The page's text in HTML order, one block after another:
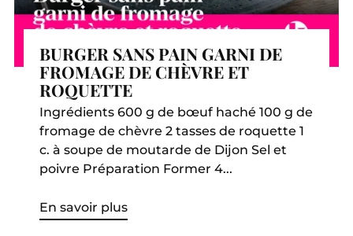
BURGER SANS PAIN GARNI DE
FROMAGE DE CHÈVRE ET
ROQUETTE
Ingrédients 600 g de bœuf haché 100 g de
fromage de chèvre 2 tasses de roquette 1
c. à soupe de moutarde de Dijon Sel et
poivre Préparation Former 4...
En savoir plus